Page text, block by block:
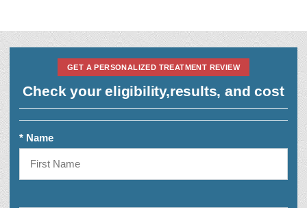
GET A PERSONALIZED TREATMENT REVIEW
Check your eligibility,results, and cost
* Name